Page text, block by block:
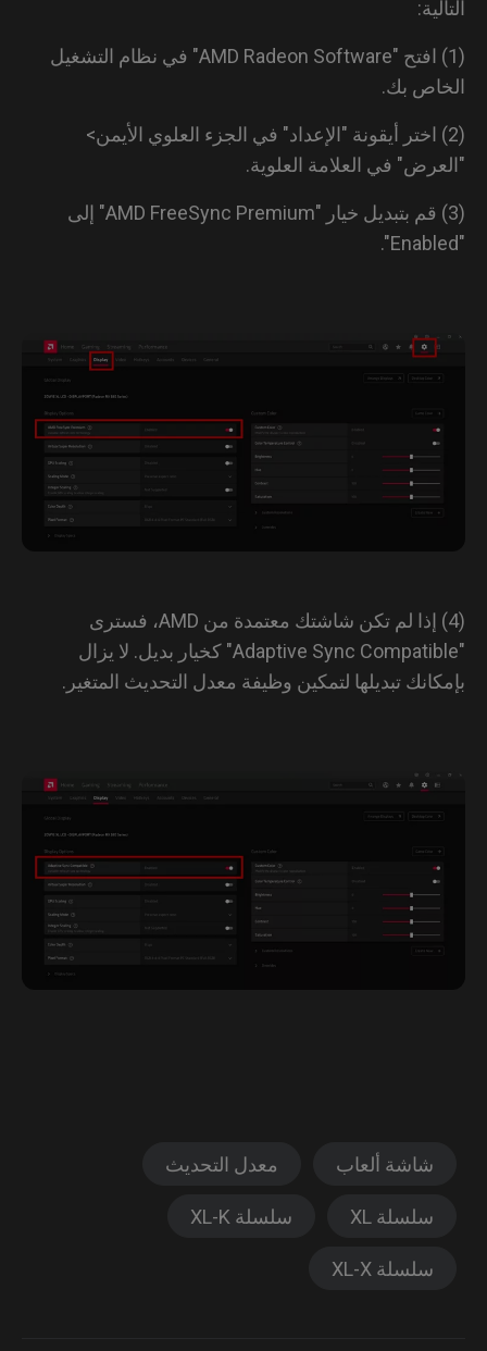
(1) افتح "AMD Radeon Software" في نظام التشغيل
بك.
اختر أيقونة "الإعداد" في الجزء العلوي الأيمن>
في العلامة العلوية.
(3) قم بتبديل خيار "AMD FreeSync Premium" إلى
(4) إذا لم تكن شاشتك معتمدة من AMD، فسترى
"Adaptive Sync Compatible" كخيار بديل. لا يزال
تبديلها لتمكين وظيفة معدل التحديث المتغير.
شاشة ألعاب معدل التحديث
سلسلة XL سلسلة XL-K
سلسلة XL-X